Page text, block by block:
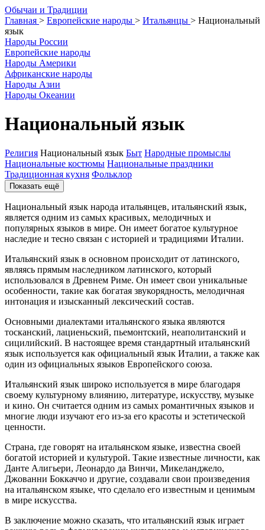
Обычаи и Традиции
Главная > Европейские народы > Итальянцы > Национальный
язык
Народы России
Европейские народы
Народы Америки
Африканские народы
Народы Азии
Народы Океании
Национальный язык
Религия Национальный язык Быт Народные промыслы
Национальные костюмы Национальные праздники
Традиционная кухня Фольклор
Показать ещё
Национальный язык народа итальянцев, итальянский язык,
является одним из самых красивых, мелодичных и
популярных языков в мире. Он имеет богатое культурное
наследие и тесно связан с историей и традициями Италии.
Итальянский язык в основном происходит от латинского,
являясь прямым наследником латинского, который
использовался в Древнем Риме. Он имеет свои уникальные
особенности, такие как богатая звукорядность, мелодичная
интонация и изысканный лексический состав.
Основными диалектами итальянского языка являются
тосканский, лациеньский, пьемонтский, неаполитанский и
сицилийский. В настоящее время стандартный итальянский
язык используется как официальный язык Италии, а также как
один из официальных языков Европейского союза.
Итальянский язык широко используется в мире благодаря
своему культурному влиянию, литературе, искусству, музыке
и кино. Он считается одним из самых романтичных языков и
многие люди изучают его из-за его красоты и эстетической
ценности.
Страна, где говорят на итальянском языке, известна своей
богатой историей и культурой. Такие известные личности, как
Данте Алигьери, Леонардо да Винчи, Микеланджело,
Джованни Боккаччо и другие, создавали свои произведения
на итальянском языке, что сделало его известным и ценимым
в мире искусства.
В заключение можно сказать, что итальянский язык играет